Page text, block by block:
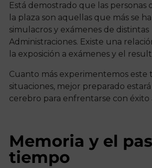
Está demostrado que las personas
la plaza son aquellas que más se
simulacros y exámenes de distintas
Administraciones. Existe una
la exposición a exámenes y el
Cuanto más experimentemos este
situaciones, mejor preparado
cerebro para enfrentarse con éxito
Memoria y el
tiempo